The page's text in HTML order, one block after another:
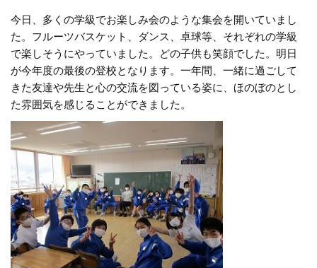
今日、多くの学級でお楽しみ会のような集会を開いていまし
た。フルーツバスケット、ダンス、卓球等、それぞれの学級
で楽しそうにやっていました。どの子供も笑顔でした。明日
が今年度の最後の登校となります。一年間、一緒に過ごして
きた友達や先生と心の交流を図っている姿に、ほのぼのとし
た雰囲気を感じることができました。